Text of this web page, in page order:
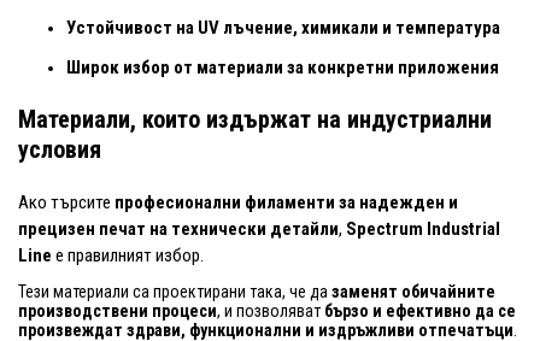
Устойчивост на UV лъчение, химикали и температура
Широк избор от материали за конкретни приложения
Материали, които издържат на индустриални
условия
Ако търсите професионални филаменти за надежден и
прецизен печат на технически детайли, Spectrum Industrial
Line е правилният избор.
Тези материали са проектирани така, че да заменят обичайните
производствени процеси, и позволяват бързо и ефективно да се
произвеждат здрави, функционални и издръжливи отпечатъци